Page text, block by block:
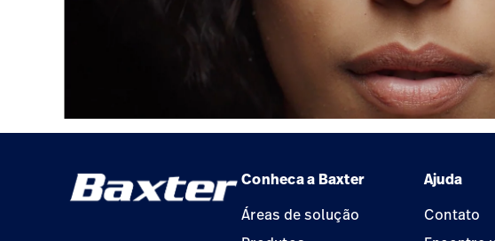
Conheca a Baxter Ajuda
Áreas de solução
Contato